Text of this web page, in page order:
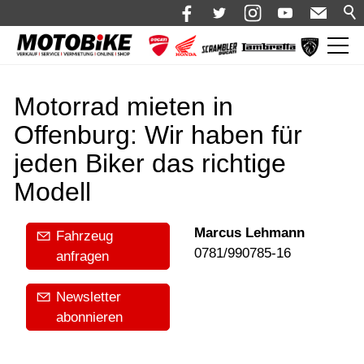
Shop 🛒
Bikes
Motorrad mieten
Service
Über uns
Blog
Motorrad mieten in
Offenburg: Wir haben für
jeden Biker das richtige
Modell
Fahrzeug
anfragen
Newsletter
abonnieren
Marcus Lehmann
0781/990785-16